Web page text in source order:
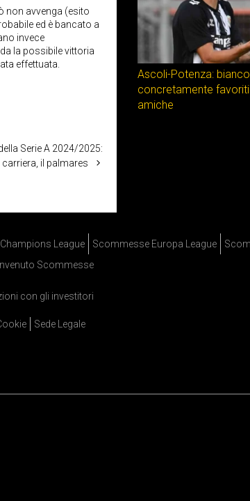
non avvenga (esito
ed è bancato a
invece
la possibile vittoria
effettuata.
Serie A 2024/2025:
carriera, il palmares
Ascoli-Potenza:
concretamente
amiche
League Scommesse Europa League
Scommesse
con gli investitori
Sede Legale